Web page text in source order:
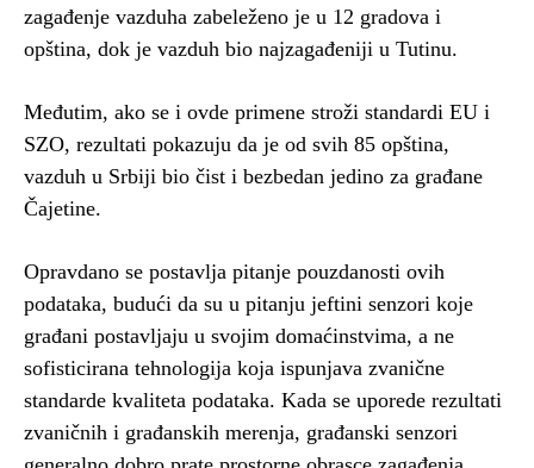
zagađenje vazduha zabeleženo je u 12 gradova i
opština, dok je vazduh bio najzagađeniji u Tutinu.
Međutim, ako se i ovde primene stroži standardi EU i
SZO, rezultati pokazuju da je od svih 85 opština,
vazduh u Srbiji bio čist i bezbedan jedino za građane
Čajetine.
Opravdano se postavlja pitanje pouzdanosti ovih
podataka, budući da su u pitanju jeftini senzori koje
građani postavljaju u svojim domaćinstvima, a ne
sofisticirana tehnologija koja ispunjava zvanične
standarde kvaliteta podataka. Kada se uporede rezultati
zvaničnih i građanskih merenja, građanski senzori